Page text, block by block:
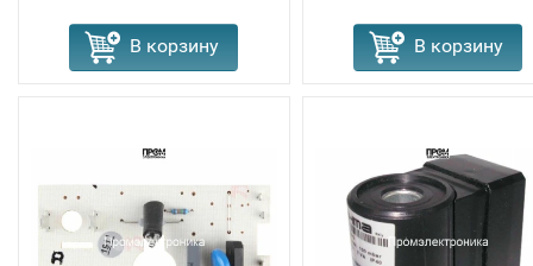
В корзину В корзину